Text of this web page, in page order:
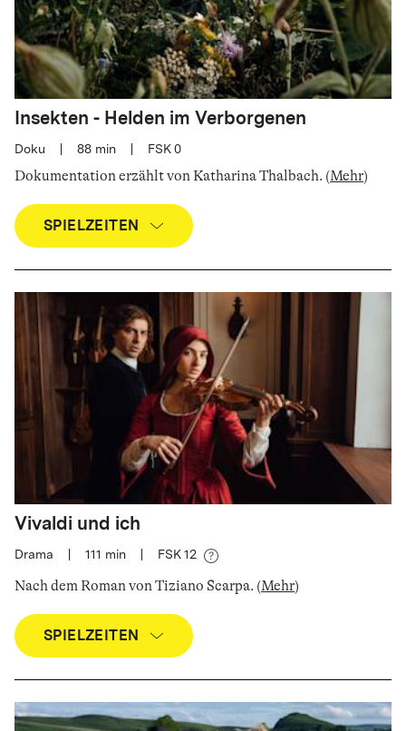
Insekten - Helden im Verborgenen
Doku 88 min FSK 0
Dokumentation erzählt von Katharina Thalbach. (Mehr)
SPIELZEITEN
Vivaldi und ich
Drama 111 min FSK 12
Nach dem Roman von Tiziano Scarpa. (Mehr)
SPIELZEITEN